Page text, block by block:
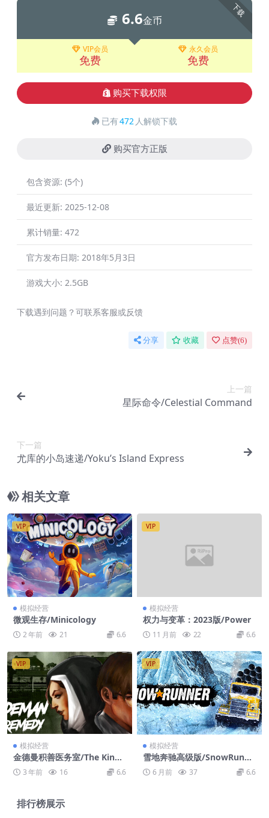
下载
6.6金币
VIP会员
免费
永久会员
免费
购买下载权限
已有472 人解锁下载
购买官方正版
包含资源: (5个)
最近更新: 2025-12-08
累计销量: 472
官方发布日期: 2018年5月3日
游戏大小: 2.5GB
下载遇到问题？可联系客服或反馈
分享 收藏 点赞(6)
上一篇
星际命令/Celestial Command
下一篇
尤库的小岛速递/Yoku’s Island Express
相关文章
VIP
模拟经营
微观生存/Minicology
2 年前 21 6.6
VIP
模拟经营
权力与变革：2023版/Power
11 月前 22 6.6
VIP
模拟经营
金德曼积善医务室/The Kinde
man Remedy
3 年前 16 6.6
VIP
模拟经营
雪地奔驰高级版/SnowRunne
r – Premium Edition
6 月前 37 6.6
排行榜展示